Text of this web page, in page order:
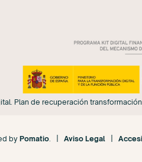
Plan de recuperación
by Pomatio. | Aviso Legal